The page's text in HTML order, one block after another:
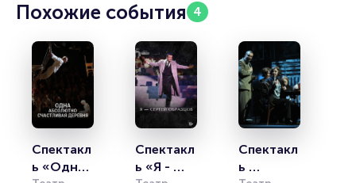
Похожие события 4
Спектакл
ь «Одна
Спектакл
ь «Я -
Спектакл
ь